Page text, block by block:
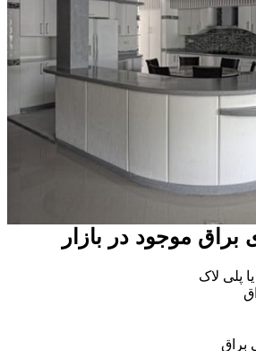
براق موجود در بازار
پلی لاک